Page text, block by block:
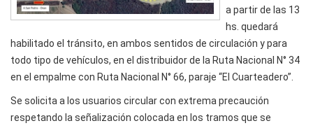
a partir de las 13
hs. quedará
habilitado el tránsito, en ambos sentidos de circulación y para
todo tipo de vehículos, en el distribuidor de la Ruta Nacional N° 34
en el empalme con Ruta Nacional N° 66, paraje “El Cuarteadero”.
Se solicita a los usuarios circular con extrema precaución
respetando la señalización colocada en los tramos que se